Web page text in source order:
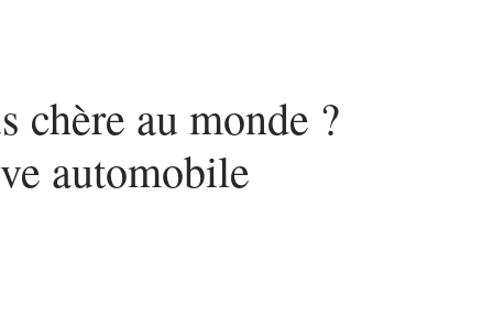
chère au monde ?
automobile